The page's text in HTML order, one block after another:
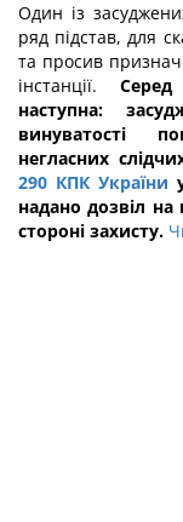
Один із
ряд підстав, для
та просив
інстанції. Серед
наступна:
винуватості
негласних
290 КПК України
надано дозвіл на
стороні захисту.